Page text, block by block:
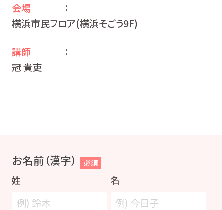
会場 ：
横浜市民フロア(横浜そごう9F)
講師 ：
冠 貴吏
お名前（漢字） 必須
姓 名